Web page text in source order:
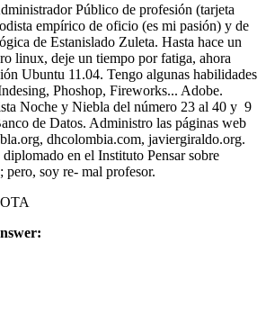
Público de profesión (tarjeta
empírico de oficio (es mi pasión) y de
de Estanislado Zuleta. Hasta hace un
linux, deje un tiempo por fatiga, ahora
Ubuntu 11.04. Tengo algunas habilidades
Phoshop, Fireworks... Adobe.
Noche y Niebla del número 23 al 40 y 9
de Datos. Administro las páginas web
dhcolombia.com, javiergiraldo.org.
en el Instituto Pensar sobre
pero, soy re- mal profesor.